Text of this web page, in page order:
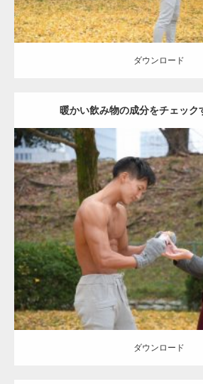
ダウンロード
暖かい飲み物の成分をチェック
Update:2021.07.8
Category:公園のマッチョ その他 AKIHITO(
肩
ダウンロード
ダウンロード